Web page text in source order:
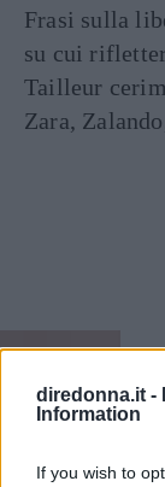
diredonna.it -
Information
If you wish to
Frasi sulla
su cui
Tailleur
Zara,
STORIA